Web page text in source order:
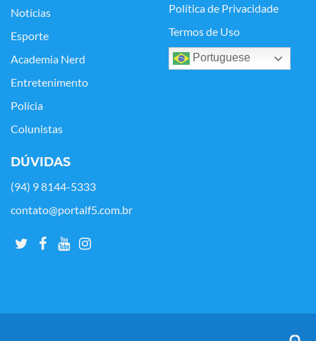
Notícias
Esporte
Academia Nerd
Entretenimento
Polícia
Colunistas
Política de Privacidade
Termos de Uso
Portuguese
DÚVIDAS
(94) 9 8144-5333
contato@portalf5.com.br